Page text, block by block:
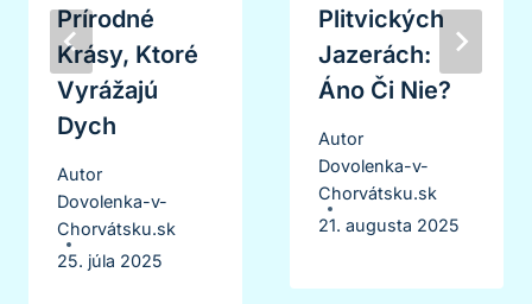
Prírodné
Krásy, Ktoré
Vyrážajú
Dych
Autor
Dovolenka-v-
Chorvátsku.sk
25. júla 2025
Plitvických
Jazerách:
Áno Či Nie?
Autor
Dovolenka-v-
Chorvátsku.sk
21. augusta 2025